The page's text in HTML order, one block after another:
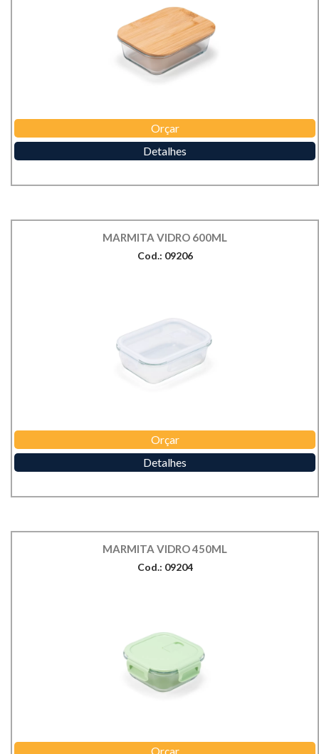
Orçar
Detalhes
MARMITA VIDRO 600ML
Cod.: 09206
Orçar
Detalhes
MARMITA VIDRO 450ML
Cod.: 09204
Orçar